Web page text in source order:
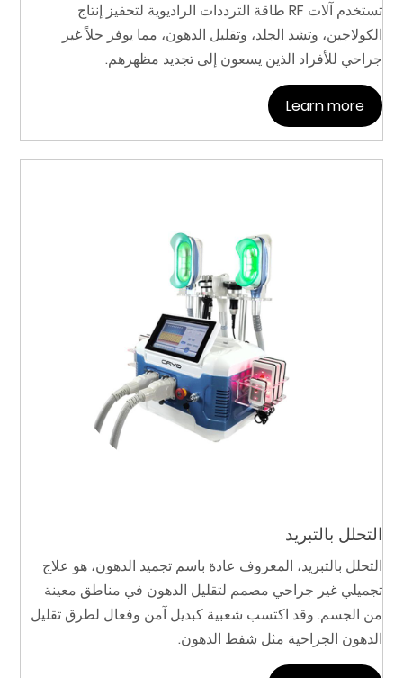
تستخدم آلات RF طاقة الترددات الراديوية لتحفيز إنتاج
الكولاجين، وتشد الجلد، وتقليل الدهون، مما يوفر حلاً غير
جراحي للأفراد الذين يسعون إلى تجديد مظهرهم.
Learn more
التحلل بالتبريد
التحلل بالتبريد، المعروف عادة باسم تجميد الدهون، هو علاج
تجميلي غير جراحي مصمم لتقليل الدهون في مناطق معينة
من الجسم. وقد اكتسب شعبية كبديل آمن وفعال لطرق تقليل
الدهون الجراحية مثل شفط الدهون.